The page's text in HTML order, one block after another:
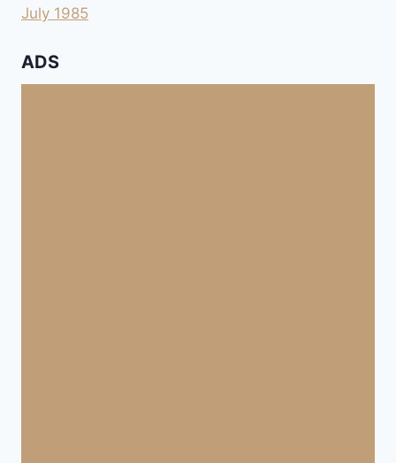
July 1985
ADS